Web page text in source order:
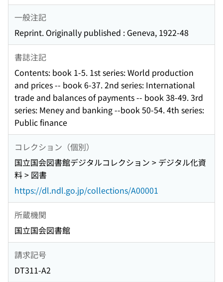
一般注記
Reprint. Originally published : Geneva, 1922-48
書誌注記
Contents: book 1-5. 1st series: World production
and prices -- book 6-37. 2nd series: International
trade and balances of payments -- book 38-49. 3rd
series: Meney and banking --book 50-54. 4th series:
Public finance
コレクション（個別）
国立国会図書館デジタルコレクション > デジタル化資
料 > 図書
https://dl.ndl.go.jp/collections/A00001
所蔵機関
国立国会図書館
請求記号
DT311-A2